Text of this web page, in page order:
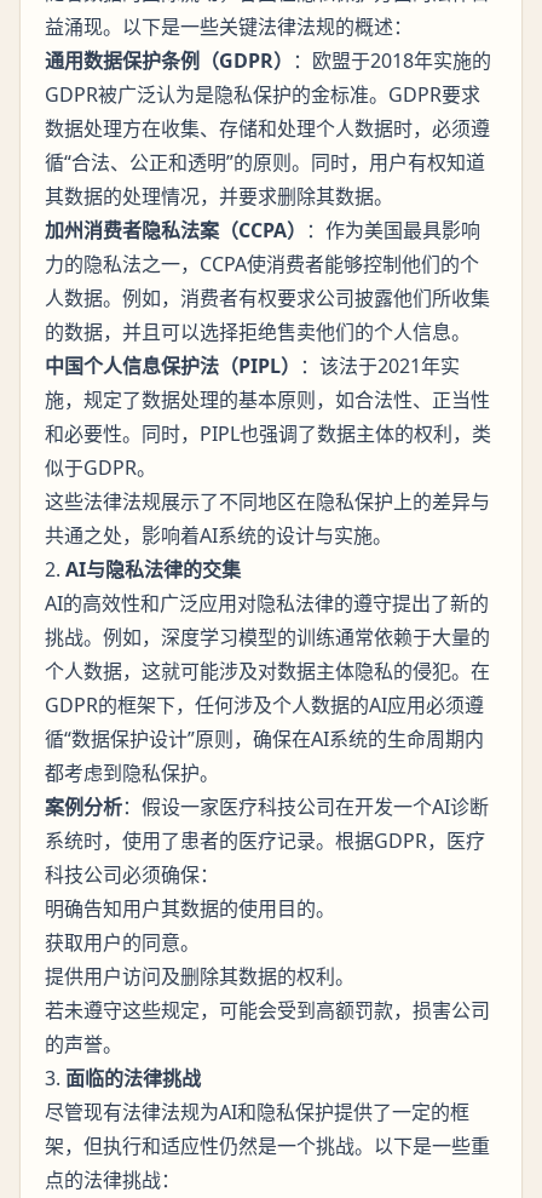
益涌现。以下是一些关键法律法规的概述：
通用数据保护条例（GDPR） ：欧盟于2018年实施的
GDPR被广泛认为是隐私保护的金标准。GDPR要求
数据处理方在收集、存储和处理个人数据时，必须遵
循“合法、公正和透明”的原则。同时，用户有权知道
其数据的处理情况，并要求删除其数据。
加州消费者隐私法案（CCPA） ：作为美国最具影响
力的隐私法之一，CCPA使消费者能够控制他们的个
人数据。例如，消费者有权要求公司披露他们所收集
的数据，并且可以选择拒绝售卖他们的个人信息。
中国个人信息保护法（PIPL） ：该法于2021年实
施，规定了数据处理的基本原则，如合法性、正当性
和必要性。同时，PIPL也强调了数据主体的权利，类
似于GDPR。
这些法律法规展示了不同地区在隐私保护上的差异与
共通之处，影响着AI系统的设计与实施。
2. AI与隐私法律的交集
AI的高效性和广泛应用对隐私法律的遵守提出了新的
挑战。例如，深度学习模型的训练通常依赖于大量的
个人数据，这就可能涉及对数据主体隐私的侵犯。在
GDPR的框架下，任何涉及个人数据的AI应用必须遵
循“数据保护设计”原则，确保在AI系统的生命周期内
都考虑到隐私保护。
案例分析：假设一家医疗科技公司在开发一个AI诊断
系统时，使用了患者的医疗记录。根据GDPR，医疗
科技公司必须确保：
明确告知用户其数据的使用目的。
获取用户的同意。
提供用户访问及删除其数据的权利。
若未遵守这些规定，可能会受到高额罚款，损害公司
的声誉。
3. 面临的法律挑战
尽管现有法律法规为AI和隐私保护提供了一定的框
架，但执行和适应性仍然是一个挑战。以下是一些重
点的法律挑战：